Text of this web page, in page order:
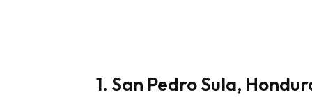
1. San Pedro Sula,